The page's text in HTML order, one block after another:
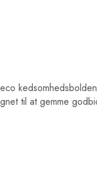
til at gemme